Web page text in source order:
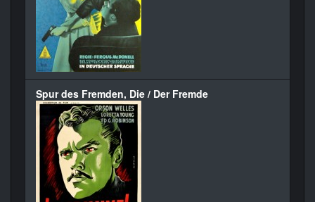
Spur des Fremden, Die / Der Fremde